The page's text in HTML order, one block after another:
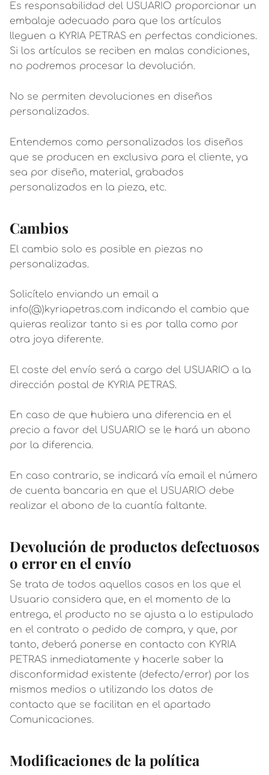
Es responsabilidad del USUARIO proporcionar un
embalaje adecuado para que los artículos
lleguen a KYRIA PETRAS en perfectas condiciones.
Si los artículos se reciben en malas condiciones,
no podremos procesar la devolución.
No se permiten devoluciones en diseños
personalizados.
Entendemos como personalizados los diseños
que se producen en exclusiva para el cliente, ya
sea por diseño, material, grabados
personalizados en la pieza, etc.
Cambios
El cambio solo es posible en piezas no
personalizadas.
Solicítelo enviando un email a
info(@)kyriapetras.com indicando el cambio que
quieras realizar tanto si es por talla como por
otra joya diferente.
El coste del envío será a cargo del USUARIO a la
dirección postal de KYRIA PETRAS.
En caso de que hubiera una diferencia en el
precio a favor del USUARIO se le hará un abono
por la diferencia.
En caso contrario, se indicará vía email el número
de cuenta bancaria en que el USUARIO debe
realizar el abono de la cuantía faltante.
Devolución de productos defectuosos
o error en el envío
Se trata de todos aquellos casos en los que el
Usuario considera que, en el momento de la
entrega, el producto no se ajusta a lo estipulado
en el contrato o pedido de compra, y que, por
tanto, deberá ponerse en contacto con KYRIA
PETRAS inmediatamente y hacerle saber la
disconformidad existente (defecto/error) por los
mismos medios o utilizando los datos de
contacto que se facilitan en el apartado
Comunicaciones.
Modificaciones de la política